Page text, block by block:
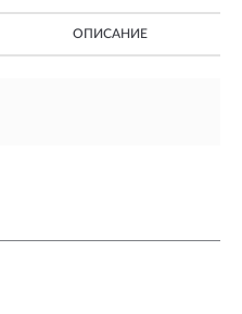
ОПИСАНИЕ